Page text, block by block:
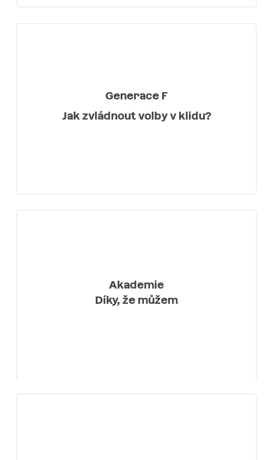
Generace F
Jak zvládnout volby v klidu?
Akademie
Díky, že můžem